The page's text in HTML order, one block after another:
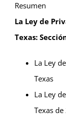
Resumen
La Ley de
Texas:
La Ley
Texas
La Ley
Texas